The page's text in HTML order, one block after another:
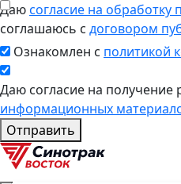
Даюсогласие на
соглашаюсь с договором
Ознакомлен с политикой
Даю согласие на получение
информационных
Отправить